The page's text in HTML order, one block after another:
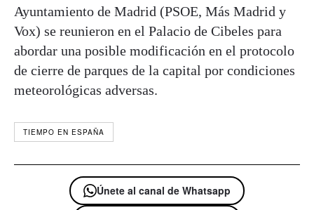
Ayuntamiento de Madrid (PSOE, Más Madrid y
Vox) se reunieron en el Palacio de Cibeles para
abordar una posible modificación en el protocolo
de cierre de parques de la capital por condiciones
meteorológicas adversas.
TIEMPO EN ESPAÑA
Únete al canal de Whatsapp